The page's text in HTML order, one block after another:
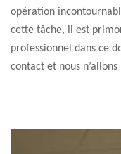
opération
cette tâche, il est
professionnel dans ce
contact et nous n’allons